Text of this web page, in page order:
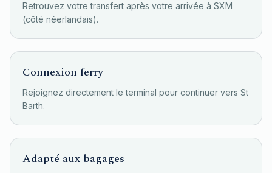
Retrouvez votre transfert après votre arrivée à SXM
(côté néerlandais).
Connexion ferry
Rejoignez directement le terminal pour continuer vers St
Barth.
Adapté aux bagages